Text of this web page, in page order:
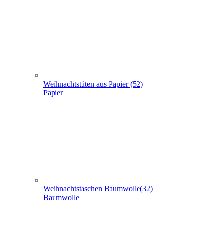
Weihnachtstüten aus Papier (52)
Papier
Weihnachtstaschen Baumwolle(32)
Baumwolle